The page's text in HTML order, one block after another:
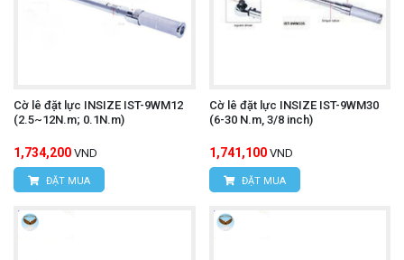
Cờ lê đặt lực INSIZE IST-9WM12
(2.5~12N.m; 0.1N.m)
1,734,200 VND
ĐẶT MUA
Cờ lê đặt lực INSIZE IST-9WM30
(6-30 N.m, 3/8 inch)
1,741,100 VND
ĐẶT MUA